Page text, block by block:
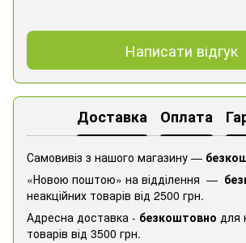
Написати відгук
Доставка Оплата
Самовивіз з нашого магазину —
«Новою поштою» на відділення —
неакційних товарів від 2500 грн.
Адресна доставка - безкоштовно для
товарів від 3500 грн.